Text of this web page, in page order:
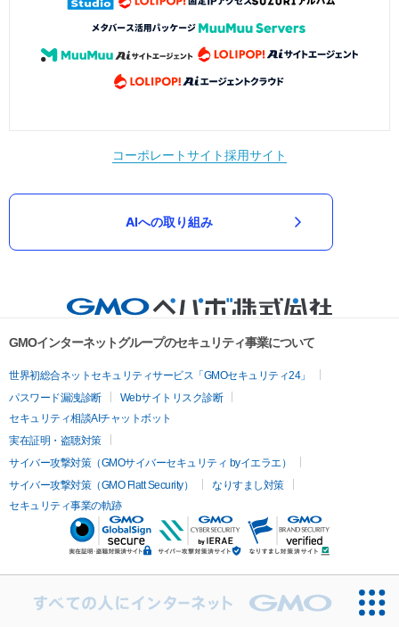
コーポレートサイト採用サイト
AIへの取り組み
GMOインターネットグループのセキュリティ事業について
世界初総合ネットセキュリティサービス「GMOセキュリティ24」
パスワード漏洩診断
Webサイトリスク診断
セキュリティ相談AIチャットボット
実在証明・盗聴対策
サイバー攻撃対策（GMOサイバーセキュリティ byイエラエ）
サイバー攻撃対策（GMO Flatt Security）
なりすまし対策
セキュリティ事業の軌跡